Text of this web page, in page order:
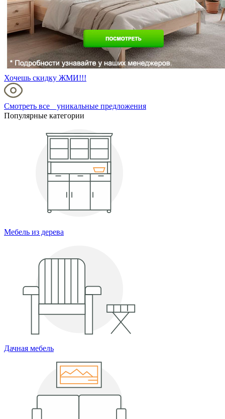
Хочешь скидку ЖМИ!!!
Смотреть все уникальные предложения
Популярные категории
Мебель из дерева
Дачная мебель